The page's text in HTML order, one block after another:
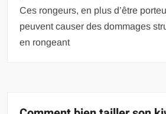
Ces rongeurs, en plus d’être
peuvent causer des dommages
en rongeant